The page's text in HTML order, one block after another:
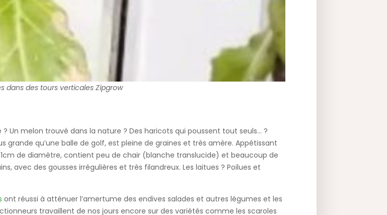
dans des tours verticales Zipgrow
Un melon trouvé dans la nature ? Des haricots qui poussent tout seuls… ?
grande qu’une balle de golf, est pleine de graines et très amère. Appétissant
de diamètre, contient peu de chair (blanche translucide) et beaucoup de
avec des gousses irrégulières et très filandreux. Les laitues ? Poilues et
ont réussi à atténuer l’amertume des endives salades et autres légumes et les
travaillent de nos jours encore sur des variétés comme les scaroles